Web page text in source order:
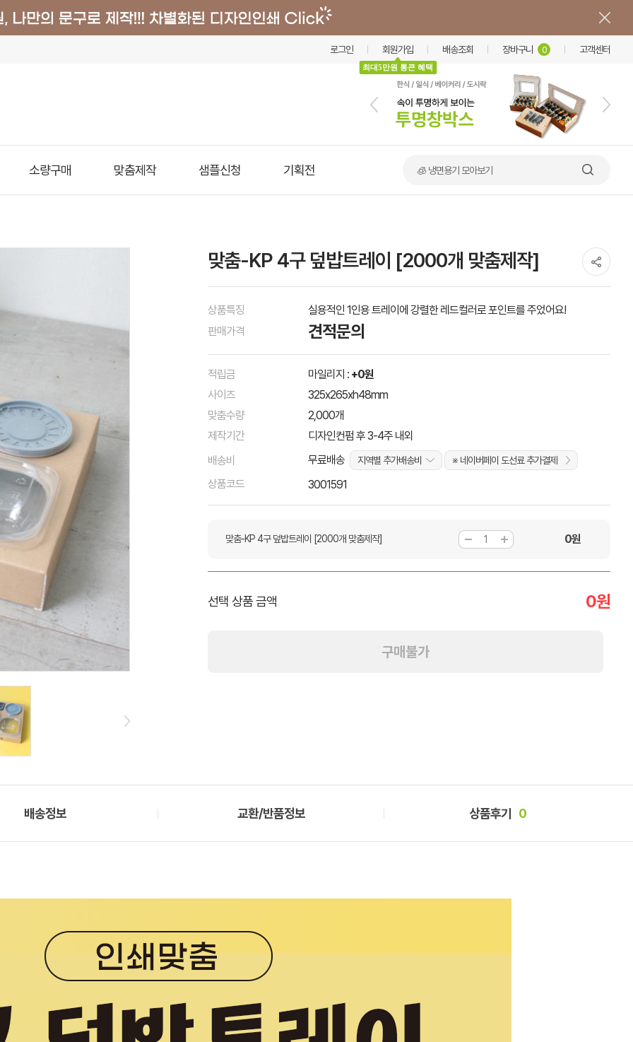
로그인 회원가입
최대5만원 통큰 혜택
배송조회 장바구니 0 고객센터
소량구매 맞춤제작 샘플신청 기획전 🍲 덮밥·비빔밥 가마솥용기
맞춤-KP 4구 덮밥트레이 [2000개 맞춤제작]
상품특징
실용적인 1인용 트레이에 강렬한 레드컬러로 포인트를 주었어요!
판매가격
견적문의
적립금 마일리지 : +0원
사이즈
325x265xh48mm
맞춤수량
2,000개
제작기간
디자인컨펌 후 3-4주 내외
배송비
무료배송 지역별 추가배송비 ※ 네이버페이 도선료 추가결제
상품코드 3001591
맞춤-KP 4구 덮밥트레이 [2000개 맞춤제작] 0원
선택 상품 금액 0원
구매불가
배송정보 교환/반품정보 상품후기 0